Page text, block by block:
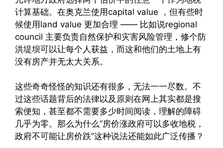
计算基础。在奥克兰使用capital value ，但有些时
候使用land value 更加合理 —— 比如说regional
council 主要负责自然保护和灾害风险管理，修个防
洪堤坝可以让每个人获益，而这和他们的土地上有
没有房产并无太大关系。
这些奇奇怪怪的知识还有很多，无法一一尽数。不
过这些话题背后的法律以及原则在网上其实都是搜
索便知，甚至都不需要多少时间阅读，理解的障碍
几乎为零。那么为什么“房价涨政府可以多收地税，
政府不可能让房价跌”这种说法还能如此广泛传播？